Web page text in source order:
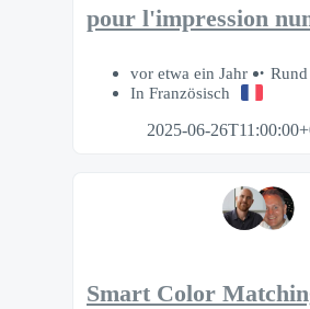
pour l'impression
vor etwa ein Jahr
In Französisch
2025-06-
Smart Color